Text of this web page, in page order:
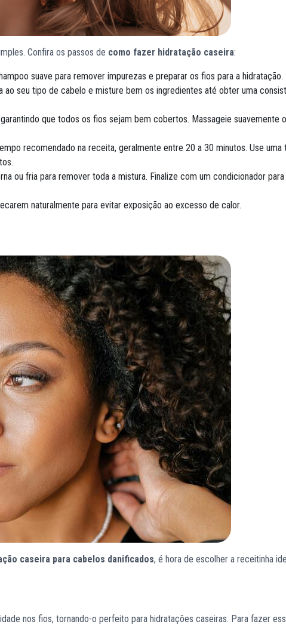
Confira os passos de como fazer hidratação caseira:
suave para remover impurezas e preparar os fios para a hidratação.
ao seu tipo de cabelo e misture bem os ingredientes até obter uma
que todos os fios sejam bem cobertos. Massageie suavemente
recomendado na receita, geralmente entre 20 a 30 minutos. Use uma
ou fria para remover toda a mistura. Finalize com um condicionador para
naturalmente para evitar exposição ao excesso de calor.
caseira para cabelos danificados, é hora de escolher a receitinha
nos fios, tornando-o perfeito para hidratações caseiras. Para fazer